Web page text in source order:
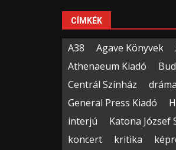
CÍMKÉK
A38 Agave Könyvek
Athenaeum Kiadó
Centrál Színház
dráma
General Press Kiadó
interjú
Katona József
koncert
kritika